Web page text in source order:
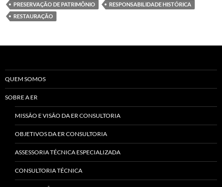
PRESERVAÇÃO DE PATRIMÔNIO
RESPONSABILIDADE HISTÓRICA
RESTAURAÇÃO
QUEM SOMOS
SOBRE A ER
MISSÃO E VISÃO DA ER CONSULTORIA
OBJETIVOS DA ER CONSULTORIA
ASSESSORIA TÉCNICA ESPECIALIZADA
CONSULTORIA TÉCNICA